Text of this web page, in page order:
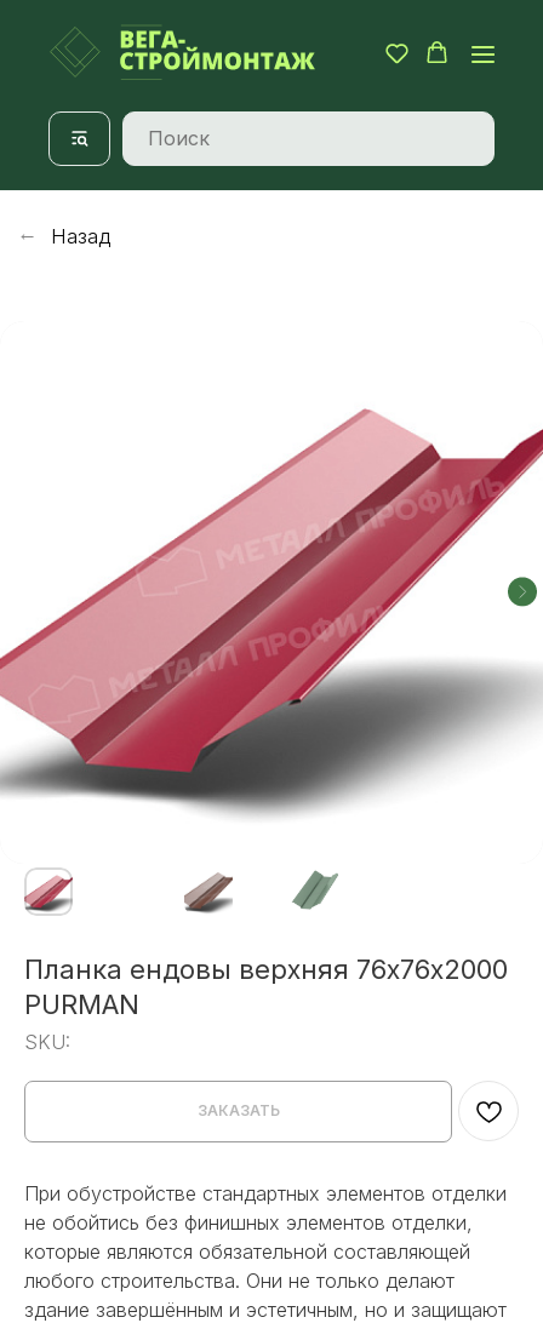
Назад
Планка ендовы верхняя 76х76х2000
PURMAN
SKU:
ЗАКАЗАТЬ
При обустройстве стандартных элементов отделки
не обойтись без финишных элементов отделки,
которые являются обязательной составляющей
любого строительства. Они не только делают
здание завершённым и эстетичным, но и защищают